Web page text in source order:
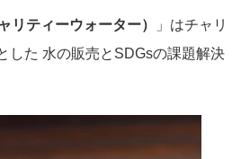
ティーウォーター）
」はチャリ
した 水の販売とSDGsの課題解決